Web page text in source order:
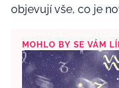
objevují vše, co je
MOHLO BY SE VÁM